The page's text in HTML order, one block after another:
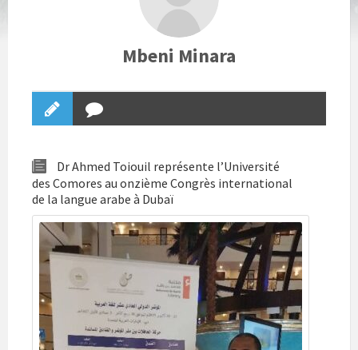
Mbeni Minara
Dr Ahmed Toiouil représente l’Université
des Comores au onzième Congrès international
de la langue arabe à Dubaï